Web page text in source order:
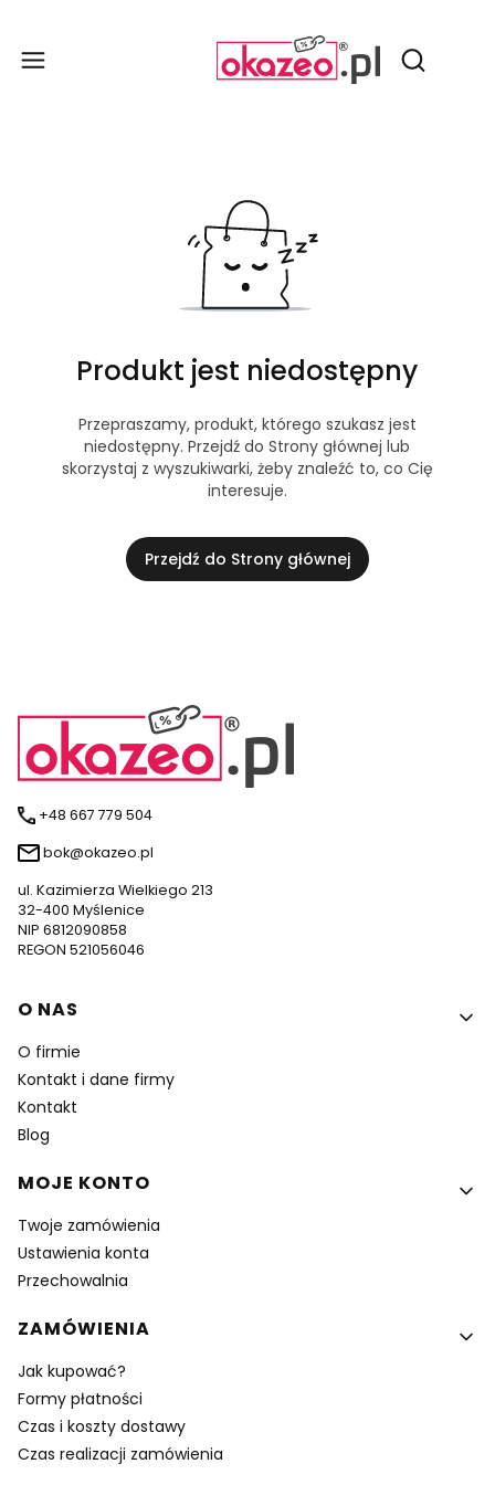
Otwórz
Produkt jest niedostępny
Przepraszamy, produkt, którego szukasz jest
niedostępny. Przejdź do Strony głównej lub
skorzystaj z wyszukiwarki, żeby znaleźć to, co Cię
interesuje.
Przejdź do Strony głównej
+48 667 779 504
bok@okazeo.pl
ul. Kazimierza Wielkiego 213
32-400 Myślenice
NIP 6812090858
REGON 521056046
Linki w stopce
O NAS
O firmie
Kontakt i dane firmy
Kontakt
Blog
MOJE KONTO
Twoje zamówienia
Ustawienia konta
Przechowalnia
ZAMÓWIENIA
Jak kupować?
Formy płatności
Czas i koszty dostawy
Czas realizacji zamówienia